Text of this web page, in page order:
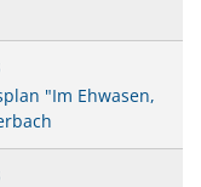
"Im Ehwasen,